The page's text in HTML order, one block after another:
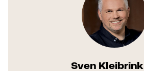
Sven Kleibrink